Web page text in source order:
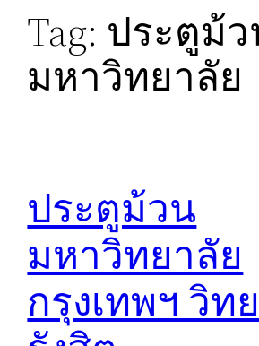
Tag: ประตูม้
มหาวิทยาลัย
ประตูม้วน
มหาวิทยาลัย
กรุงเทพฯ วิท